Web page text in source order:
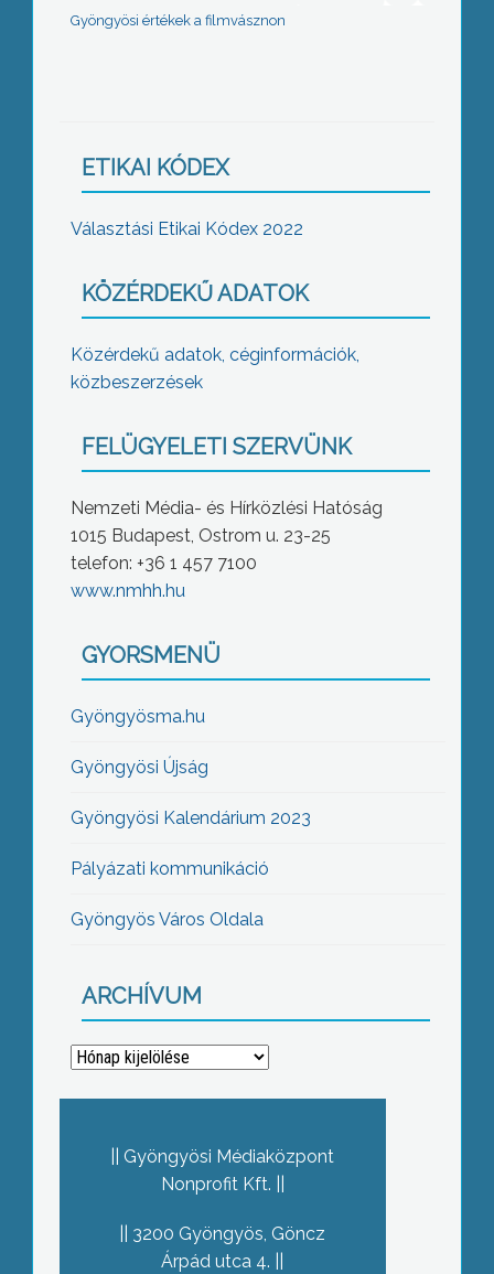
Gyöngyösi értékek a filmvásznon
ETIKAI KÓDEX
Választási Etikai Kódex 2022
KÖZÉRDEKŰ ADATOK
Közérdekű adatok, céginformációk,
közbeszerzések
FELÜGYELETI SZERVÜNK
Nemzeti Média- és Hírközlési Hatóság
1015 Budapest, Ostrom u. 23-25
telefon: +36 1 457 7100
www.nmhh.hu
GYORSMENÜ
Gyöngyösma.hu
Gyöngyösi Újság
Gyöngyösi Kalendárium 2023
Pályázati kommunikáció
Gyöngyös Város Oldala
ARCHÍVUM
Archívum
Gyöngyösi Médiaközpont
Nonprofit Kft.
3200 Gyöngyös, Göncz
Árpád utca 4.